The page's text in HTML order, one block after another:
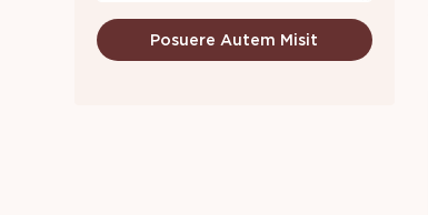
Posuere Autem Misit